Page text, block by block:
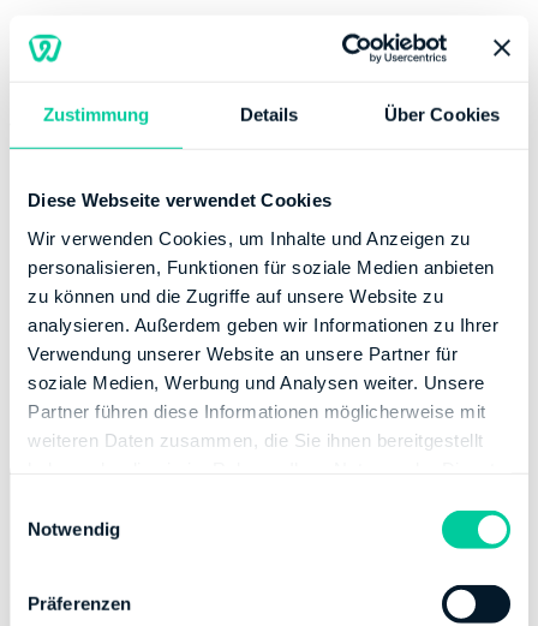
Zustimmung Details Über Cookies
Diese Webseite verwendet Cookies
Wir verwenden Cookies, um Inhalte und Anzeigen zu
personalisieren, Funktionen für soziale Medien anbieten
zu können und die Zugriffe auf unsere Website zu
analysieren. Außerdem geben wir Informationen zu Ihrer
Verwendung unserer Website an unsere Partner für
soziale Medien, Werbung und Analysen weiter. Unsere
Partner führen diese Informationen möglicherweise mit
weiteren Daten zusammen, die Sie ihnen bereitgestellt
Notwendig
Präferenzen
…Das Frage-Antwort-Prinzip funktioniert noch
genauso intuitiv und wir waren im zweiten Jahr sogar
noch schneller mit der Erstellung fertig. Nach ungefähr
15 Minuten waren wir mit der Erstellung fertig und
konnten die Steuererklärung absenden…
Unsere
Geschäftsführung